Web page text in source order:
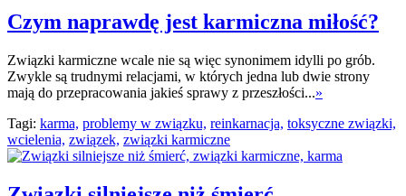
Czym naprawdę jest karmiczna miłość?
Związki karmiczne wcale nie są więc synonimem idylli po grób.
Zwykle są trudnymi relacjami, w których jedna lub dwie strony
mają do przepracowania jakieś sprawy z przeszłości...»
Tagi: karma, problemy w związku, reinkarnacja, toksyczne związki,
wcielenia, związek, związki karmiczne